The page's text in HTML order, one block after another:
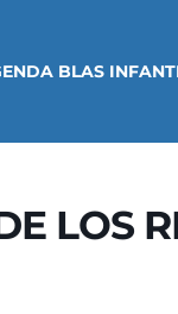
BLAS
LOS